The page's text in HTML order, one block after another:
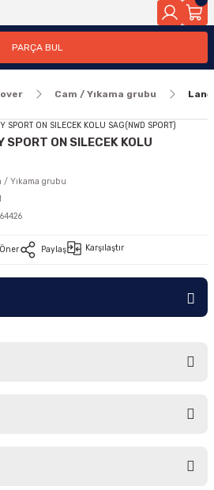
PARÇA BUL
Cam / Yıkama grubu Land
ON SILECEK KOLU
/ Yıkama grubu
Paylaş Karşılaştır